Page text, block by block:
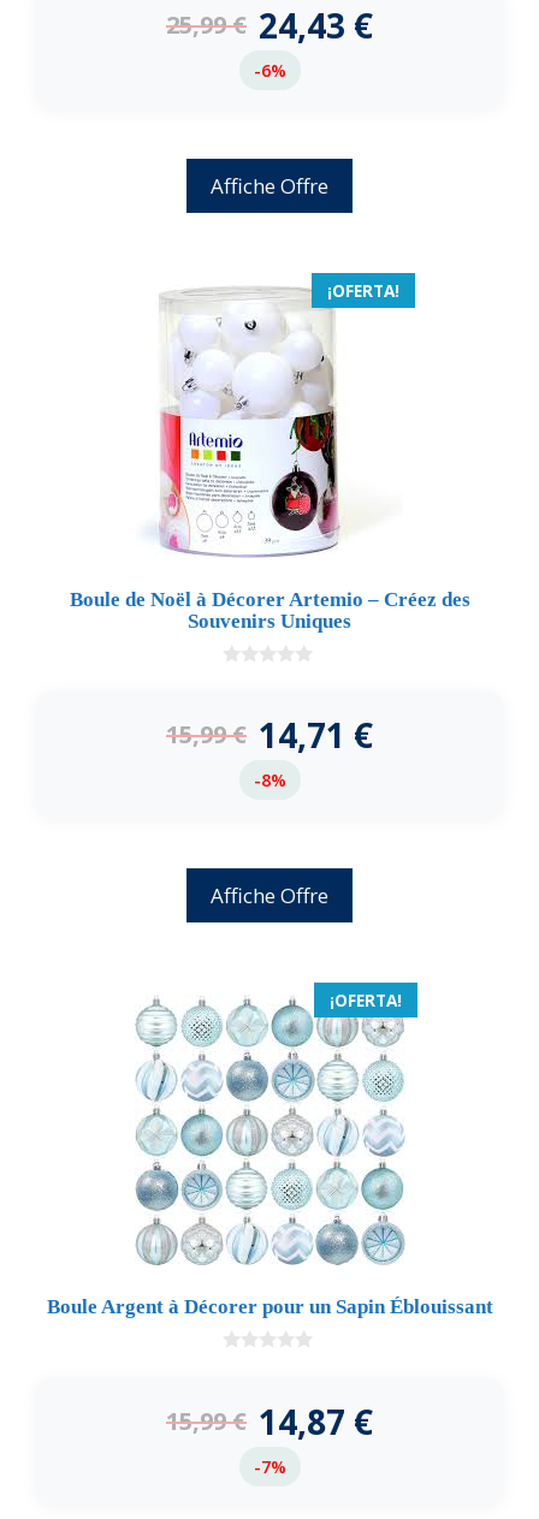
5
25,99€ 24,43 €
-6%
Affiche Offre
¡OFERTA!
Boule de Noël à Décorer Artemio – Créez des
Souvenirs Uniques
5
15,99€ 14,71 €
-8%
Affiche Offre
¡OFERTA!
Boule Argent à Décorer pour un Sapin Éblouissant
5
15,99€ 14,87 €
-7%